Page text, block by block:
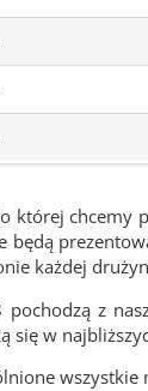
której chcemy
będą
każdej
z
się w